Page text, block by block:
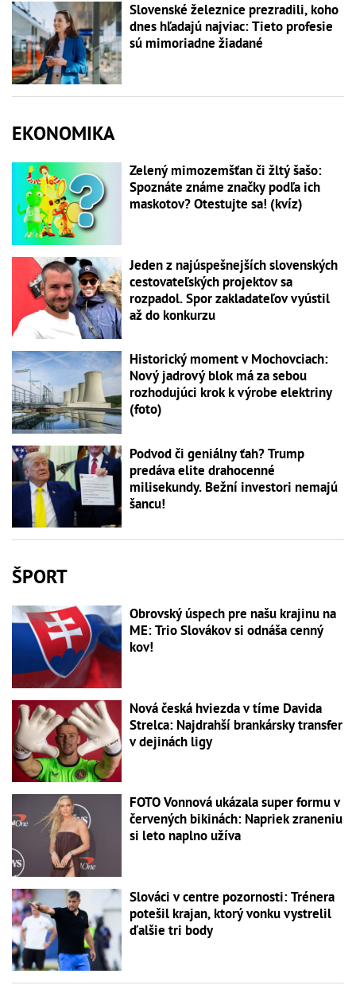
Slovenské železnice prezradili, koho
dnes hľadajú najviac: Tieto profesie
sú mimoriadne žiadané
EKONOMIKA
Zelený mimozemšťan či žltý šašo:
Spoznáte známe značky podľa ich
maskotov? Otestujte sa! (kvíz)
Jeden z najúspešnejších slovenských
cestovateľských projektov sa
rozpadol. Spor zakladateľov vyústil
až do konkurzu
Historický moment v Mochovciach:
Nový jadrový blok má za sebou
rozhodujúci krok k výrobe elektriny
(foto)
Podvod či geniálny ťah? Trump
predáva elite drahocenné
milisekundy. Bežní investori nemajú
šancu!
ŠPORT
Obrovský úspech pre našu krajinu na
ME: Trio Slovákov si odnáša cenný
kov!
Nová česká hviezda v tíme Davida
Strelca: Najdrahší brankársky transfer
v dejinách ligy
FOTO Vonnová ukázala super formu v
červených bikinách: Napriek zraneniu
si leto naplno užíva
Slováci v centre pozornosti: Trénera
potešil krajan, ktorý vonku vystrelil
ďalšie tri body